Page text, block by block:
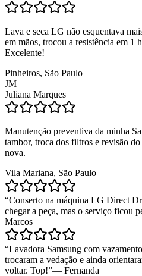
Lava e seca LG não esquentava
em mãos, trocou a resistência em 1
Excelente!
Pinheiros, São Paulo
JM
Juliana Marques
Manutenção preventiva da minha
tambor, troca dos filtros e revisão
nova.
Vila Mariana, São Paulo
“Conserto na máquina LG Direct
chegar a peça, mas o serviço ficou
Marcos
“Lavadora Samsung com
trocaram a vedação e ainda
voltar. Top!”— Fernanda